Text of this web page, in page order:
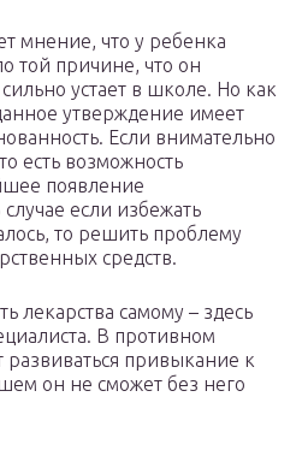
мнение, что у ребенка
той причине, что он
устает в школе. Но как
утверждение имеет
Если внимательно
есть возможность
появление
если избежать
то решить проблему
средств.
лекарства самому – здесь
В противном
развиваться привыкание к
он не сможет без него